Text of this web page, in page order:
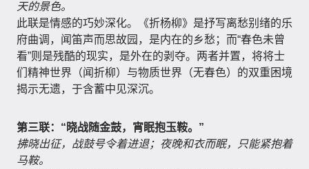
天的景色。
此联是情感的巧妙深化。《折杨柳》是抒写离愁别绪的乐
府曲调，闻笛声而思故园，是内在的乡愁；而“春色未曾
看”则是残酷的现实，是外在的剥夺。两者并置，将将士
们精神世界（闻折柳）与物质世界（无春色）的双重困境
揭示无遗，于含蓄中见深沉。
第三联：“晓战随金鼓，宵眠抱玉鞍。”
拂晓出征，战鼓号令着进退；夜晚和衣而眠，只能紧抱着
马鞍。